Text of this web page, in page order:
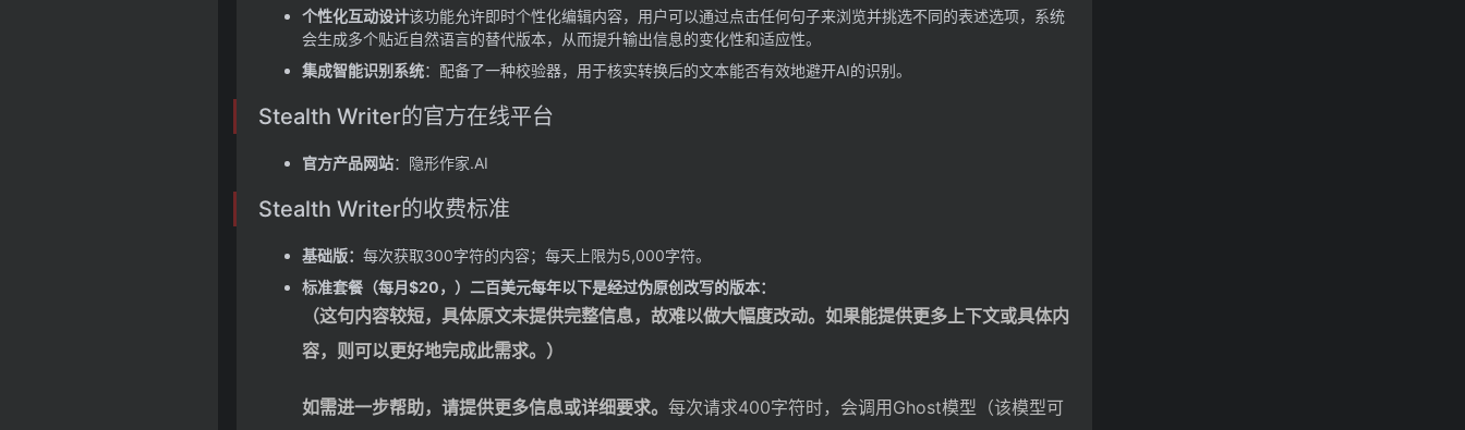
个性化互动设计该功能允许即时个性化编辑内容，用户可以通过点击任何句子来浏览并挑选不同的表述选项，系统
会生成多个贴近自然语言的替代版本，从而提升输出信息的变化性和适应性。
集成智能识别系统：配备了一种校验器，用于核实转换后的文本能否有效地避开AI的识别。
Stealth Writer的官方在线平台
官方产品网站：隐形作家.AI
Stealth Writer的收费标准
基础版： 每次获取300字符的内容；每天上限为5,000字符。
标准套餐（每月$20，） 二百美元每年以下是经过伪原创改写的版本：
（这句内容较短，具体原文未提供完整信息，故难以做大幅度改动。如果能提供更多上下文或具体内
容，则可以更好地完成此需求。）
如需进一步帮助，请提供更多信息或详细要求。 每次请求400字符时，会调用Ghost模型（该模型可